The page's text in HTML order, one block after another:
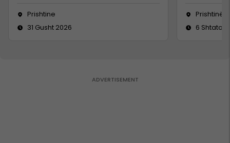
Prishtine
31 Gusht 2026
Prishtinë
6 Shtator